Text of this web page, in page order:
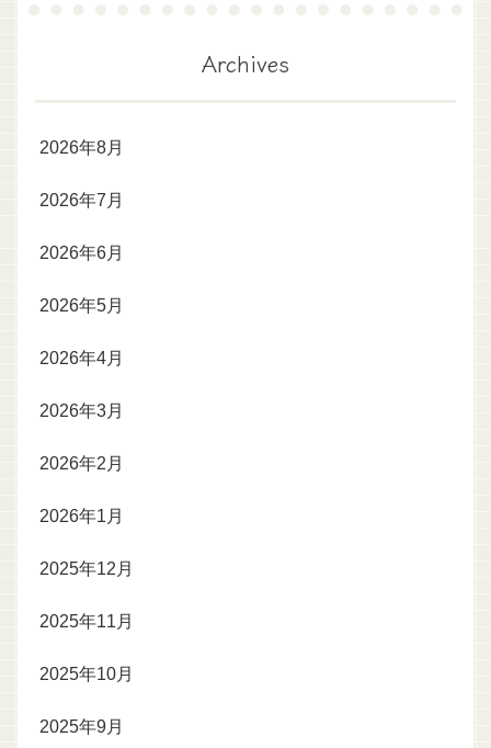
Archives
2026年8月
2026年7月
2026年6月
2026年5月
2026年4月
2026年3月
2026年2月
2026年1月
2025年12月
2025年11月
2025年10月
2025年9月